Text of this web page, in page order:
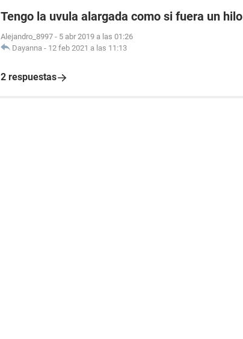
Tengo la uvula alargada como si fuera un hilo
Alejandro_8997 - 5 abr 2019 a las 01:26
Dayanna - 12 feb 2021 a las 11:13
2 respuestas